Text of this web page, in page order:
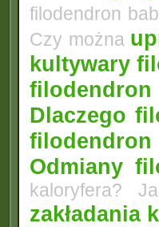
filodendron
Czy można
kultywary
Dlaczego
Odmiany
kaloryfera?
zakładania